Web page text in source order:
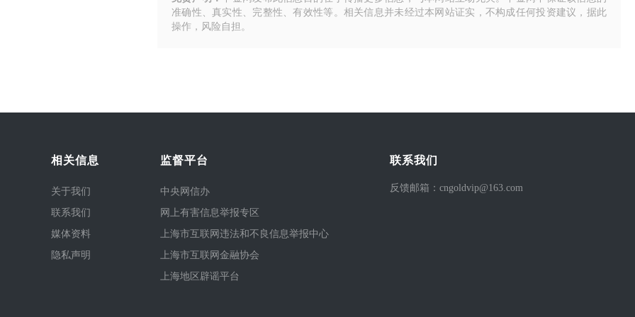
准确性、真实性、完整性、有效性等。相关信息并未经过本网站证实，不构成任何投资建议，据此
操作，风险自担。
相关信息
关于我们
联系我们
媒体资料
隐私声明
监督平台
中央网信办
网上有害信息举报专区
上海市互联网违法和不良信息举报中心
上海市互联网金融协会
上海地区辟谣平台
联系我们
反馈邮箱：cngoldvip@163.com